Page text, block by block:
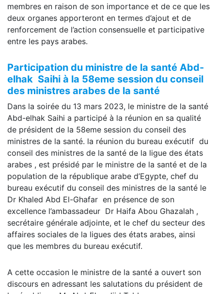
membres en raison de son importance et de ce que les
deux organes apporteront en termes d’ajout et de
renforcement de l’action consensuelle et participative
entre les pays arabes.
Participation du ministre de la santé Abd-
elhak Saihi à la 58eme session du conseil
des ministres arabes de la santé
Dans la soirée du 13 mars 2023, le ministre de la santé
Abd-elhak Saihi a participé à la réunion en sa qualité
de président de la 58eme session du conseil des
ministres de la santé. la réunion du bureau exécutif du
conseil des ministres de la santé de la ligue des états
arabes , est présidé par le ministre de la santé et de la
population de la république arabe d’Egypte, chef du
bureau exécutif du conseil des ministres de la santé le
Dr Khaled Abd El-Ghafar en présence de son
excellence l’ambassadeur Dr Haifa Abou Ghazalah ,
secrétaire générale adjointe, et le chef du secteur des
affaires sociales de la ligues des états arabes, ainsi
que les membres du bureau exécutif.
A cette occasion le ministre de la santé a ouvert son
discours en adressant les salutations du président de